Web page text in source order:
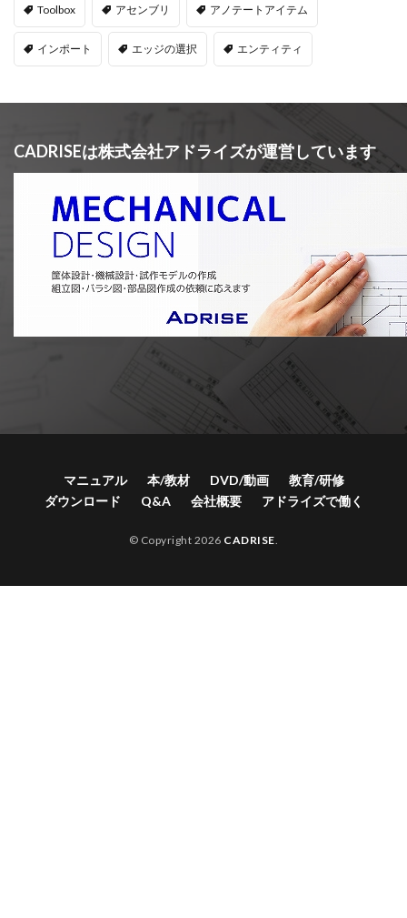
Toolbox アセンブリ アノテートアイテム
インポート エッジの選択 エンティティ
CADRISEは株式会社アドライズが運営しています
マニュアル 本/教材 DVD/動画
教育/研修
ダウンロード
Q&A 会社概要 アドライズで働く
© Copyright 2026 CADRISE.